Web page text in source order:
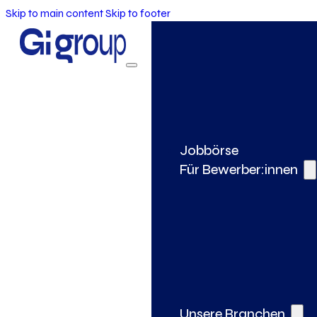
Skip to main contentSkip to footer
Jobbörse
Für Bewerber:innen